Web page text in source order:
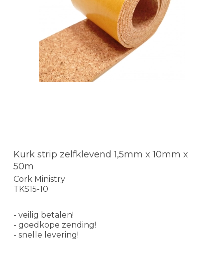
Kurk strip zelfklevend 1,5mm x 10mm x
50m
Cork Ministry
TKS15-10
- veilig betalen!
- goedkope zending!
- snelle levering!